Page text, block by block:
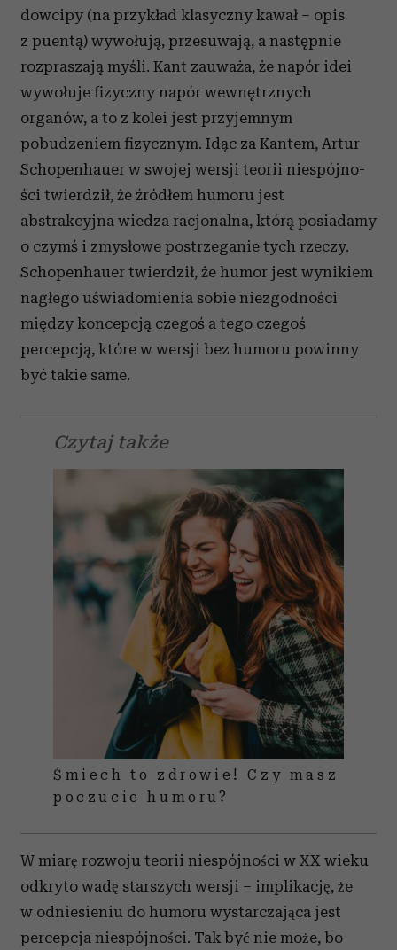
dowcipy (na przykład klasyczny kawał – opis
z puentą) wywołują, przesuwają, a następnie
rozpraszają myśli. Kant zauważa, że napór idei
wywołuje fizyczny napór wewnętrznych
organów, a to z kolei jest przyjemnym
pobudzeniem fizycznym. Idąc za Kantem, Artur
Schopenhauer w swojej wersji teorii niespójno­
ści twierdził, że źródłem humoru jest
abstrakcyjna wiedza racjonalna, którą posiadamy
o czymś i zmysłowe postrzeganie tych rzeczy.
Schopenhauer twierdził, że humor jest wynikiem
nagłego uświadomienia sobie niezgodności
między koncepcją czegoś a tego czegoś
percepcją, które w wersji bez humoru powinny
być takie same.
Czytaj także
Śmiech to zdrowie! Czy masz
poczucie humoru?
W miarę rozwoju teorii niespójności w XX wieku
odkryto wadę starszych wersji – implikację, że
w odniesieniu do humoru wystarczająca jest
percepcja niespójności. Tak być nie może, bo